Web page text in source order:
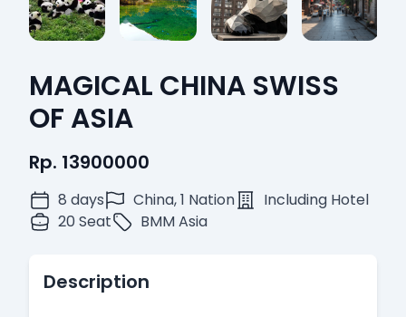
MAGICAL CHINA SWISS
OF ASIA
Rp. 13900000
8 days China, 1 Nation
Including Hotel
20 Seat
BMM Asia
Description